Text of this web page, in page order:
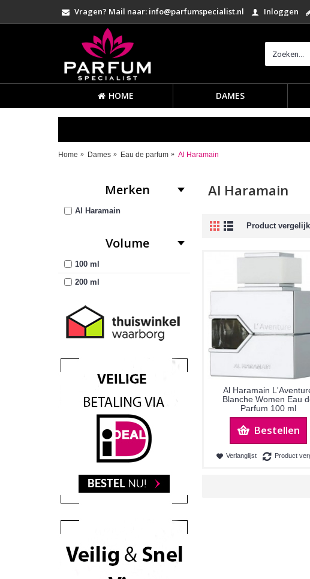
Vragen? Mail naar: info@parfumspecialist.nl Inloggen
HOME DAMES
Home Dames Eau de parfum Al Haramain
Merken
Al Haramain
Volume
100 ml
200 ml
Al Haramain
Product
Al Haramain
Blanche Women Eau
Parfum 100 ml
Bestellen
Verlanglijst Product